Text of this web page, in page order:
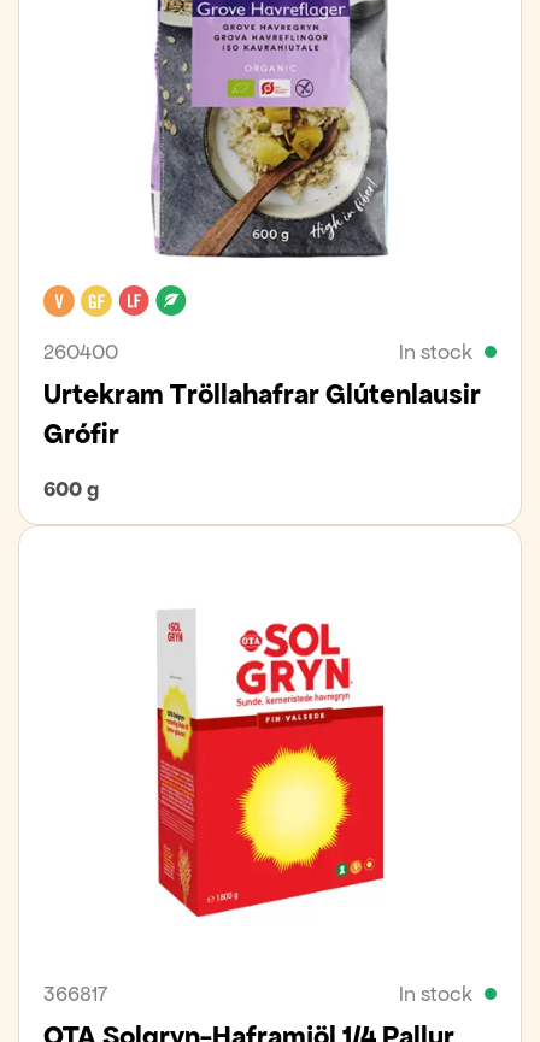
VeganGluten free
Lactose free
260400 In stock
Urtekram Tröllahafrar Glútenlausir
Grófir
600 g
366817 In stock